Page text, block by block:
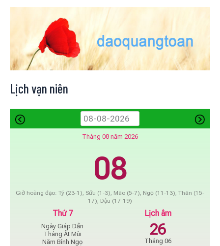
Lịch vạn niên
Tháng 08 năm 2026
08
Giờ hoàng đạo: Tý (23-1), Sửu (1-3), Mão (5-7), Ngọ (11-13), Thân (15-
17), Dậu (17-19)
Thứ 7
Ngày Giáp Dần
Tháng Ất Mùi
Năm Bính Ngọ
Lịch âm
26
Tháng 06